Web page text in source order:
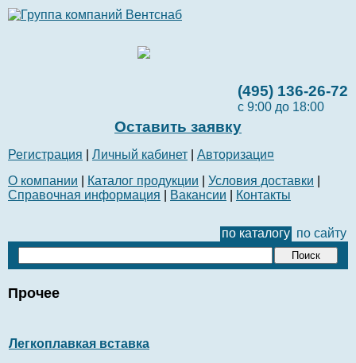
(495) 136-26-72
с 9:00 до 18:00
Оставить заявку
Регистрация Личный кабинет
Авторизаци¤
О компании
Каталог продукции Условия доставки
Справочная информация
Вакансии Контакты
по каталогу по сайту
Прочее
Легкоплавкая вставка